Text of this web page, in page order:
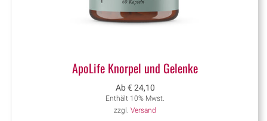
ApoLife Knorpel und Gelenke
Ab € 24,10
Enthält 10% Mwst.
zzgl. Versand